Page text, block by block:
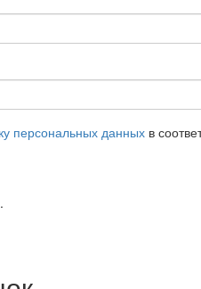
персональных данных в